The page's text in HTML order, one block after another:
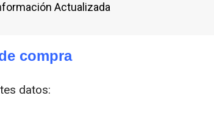
Actualizada
compra
datos: